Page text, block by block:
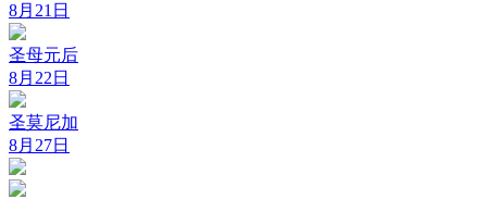
8月21日
圣母元后
8月22日
圣莫尼加
8月27日